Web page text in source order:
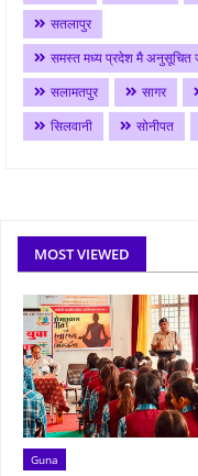
सतलापुर
समस्त मध्य प्रदेश मै अनुसूचित
सलामतपुर
सागर
सिलवानी
सोनीपत
MOST VIEWED
Guna